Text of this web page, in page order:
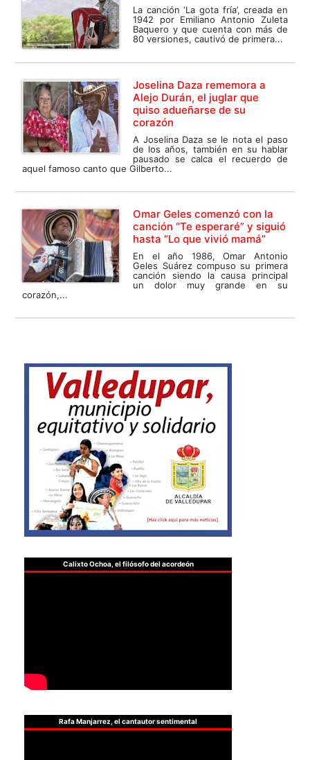
La canción ‘La gota fría’, creada en
1942 por Emiliano Antonio Zuleta
Baquero y que cuenta con más de
80 versiones, cautivó de primera...
Joselina Daza rememora a
Alejo Durán, el juglar que
quiso adueñarse de su
corazón
A Joselina Daza se le nota el paso
de los años, también en su hablar
pausado se calca el recuerdo de
aquel famoso canto que Gilberto...
Omar Geles comenzó con la
canción “Te esperaré” y siguió
hasta “Lo que vivió mamá”
En el año 1986, Omar Antonio
Geles Suárez compuso su primera
canción siendo la causa principal
un dolor muy grande en su
corazón,...
Calixto Ochoa, el filósofo del acordeón
Rafa Manjarrez, el cantautor sentimental